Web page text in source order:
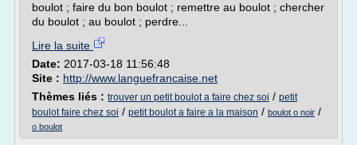
boulot ; faire du bon boulot ; remettre au boulot ; chercher
du boulot ; au boulot ; perdre...
Lire la suite
Date: 2017-03-18 11:56:48
Site : http://www.languefrancaise.net
Thèmes liés : trouver un petit boulot a faire chez soi / petit
boulot faire chez soi / petit boulot a faire a la maison / boulot o noir /
o boulot